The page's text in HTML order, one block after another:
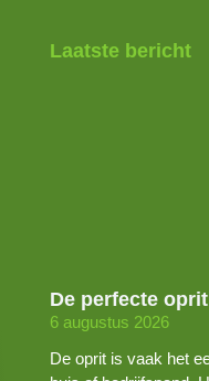
Laatste bericht
De perfecte
6 augustus 2026
De oprit is vaak het